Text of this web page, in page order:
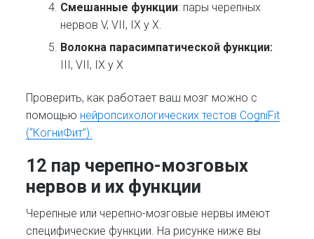
Смешанные функции: пары черепных
нервов V, VII, IX y X.
Волокна парасимпатической функции:
III, VII, IX y X
Проверить, как работает ваш мозг можно с
помощью нейропсихологических тестов CogniFit
(“КогниФит”).
12 пар черепно-мозговых
нервов и их функции
Черепные или черепно-мозговые нервы имеют
специфические функции. На рисунке ниже вы